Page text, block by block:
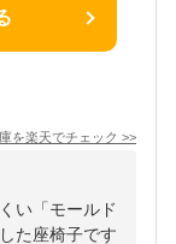
を楽天でチェック >>
い「モールド
た座椅子です